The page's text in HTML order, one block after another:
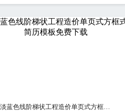
淡蓝色线阶梯状工程造价单页式方框式简历模板免费下载